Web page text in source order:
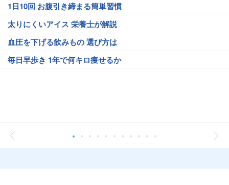
1日10回 お腹引き締まる簡単習慣
太りにくいアイス 栄養士が解説
血圧を下げる飲みもの 選び方は
毎日早歩き 1年で何キロ痩せるか